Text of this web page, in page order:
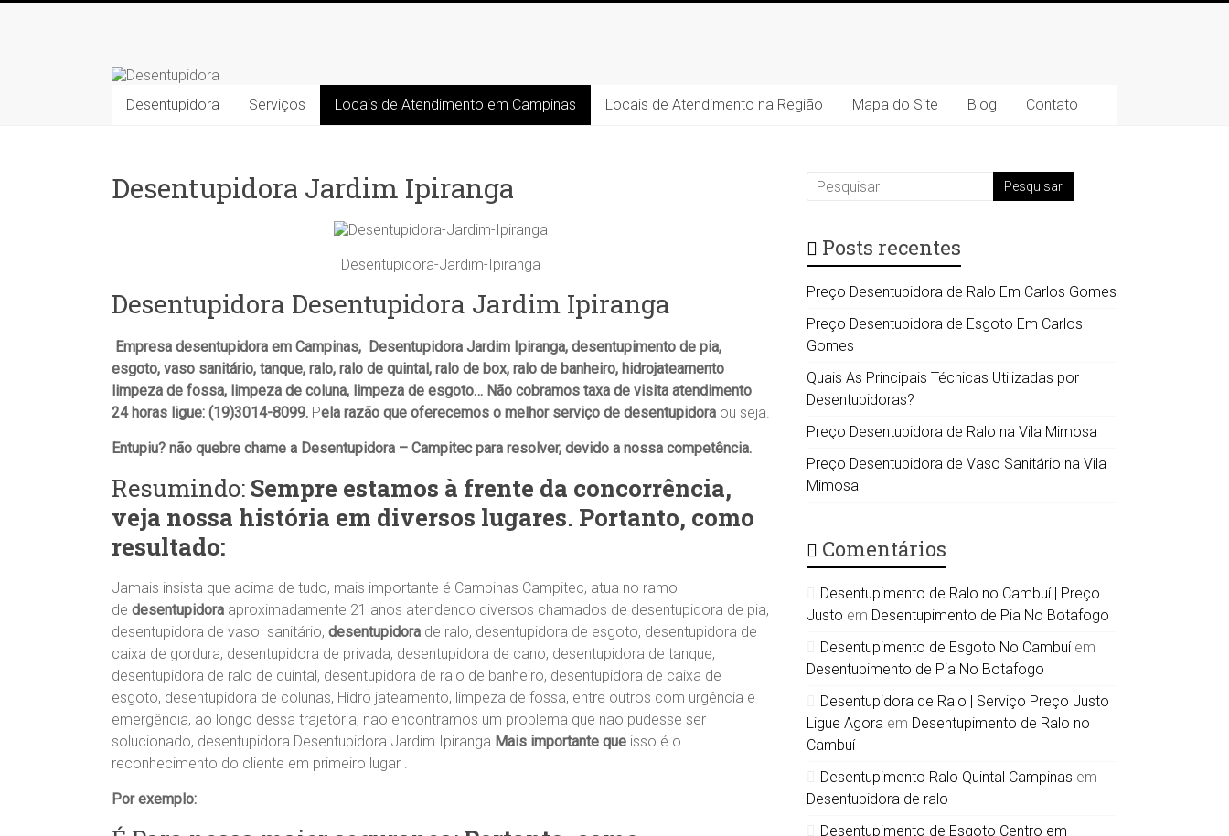
Desentupidora
Desentupidora
em
Preço
30
Desentupidora Serviços Locais de Atendimento em Campinas Locais de Atendimento na Região Mapa do Site Blog Contato
Desentupidora Jardim Ipiranga
Desentupidora-Jardim-Ipiranga
Desentupidora Desentupidora Jardim Ipiranga
Empresa desentupidora em Campinas, Desentupidora Jardim Ipiranga, desentupimento de pia,
esgoto, vaso sanitário, tanque, ralo, ralo de quintal, ralo de box, ralo de banheiro, hidrojateamento
limpeza de fossa, limpeza de coluna, limpeza de esgoto… Não cobramos taxa de visita atendimento
24 horas ligue: (19)3014-8099. Pela razão que oferecemos o melhor serviço de desentupidora ou seja.
Entupiu? não quebre chame a Desentupidora – Campitec para resolver, devido a nossa competência.
Resumindo: Sempre estamos à frente da concorrência,
veja nossa história em diversos lugares. Portanto, como
resultado:
Jamais insista que acima de tudo, mais importante é Campinas Campitec, atua no ramo
de desentupidora aproximadamente 21 anos atendendo diversos chamados de desentupidora de pia,
desentupidora de vaso sanitário, desentupidora de ralo, desentupidora de esgoto, desentupidora de
caixa de gordura, desentupidora de privada, desentupidora de cano, desentupidora de tanque,
desentupidora de ralo de quintal, desentupidora de ralo de banheiro, desentupidora de caixa de
esgoto, desentupidora de colunas, Hidro jateamento, limpeza de fossa, entre outros com urgência e
emergência, ao longo dessa trajetória, não encontramos um problema que não pudesse ser
solucionado, desentupidora Desentupidora Jardim Ipiranga Mais importante que isso é o
reconhecimento do cliente em primeiro lugar .
Por exemplo:
Posts recentes
Preço Desentupidora de Ralo Em Carlos Gomes
Preço Desentupidora de Esgoto Em Carlos
Gomes
Quais As Principais Técnicas Utilizadas por
Desentupidoras?
Preço Desentupidora de Ralo na Vila Mimosa
Preço Desentupidora de Vaso Sanitário na Vila
Mimosa
Comentários
Desentupimento de Ralo no Cambuí | Preço
Justo em Desentupimento de Pia No Botafogo
Desentupimento de Esgoto No Cambuíem
Desentupimento de Pia No Botafogo
Desentupidora de Ralo | Serviço Preço Justo
Ligue Agora em Desentupimento de Ralo no
Cambuí
Desentupimento Ralo Quintal Campinas em
Desentupidora de ralo
Desentupimento de Esgoto Centro em